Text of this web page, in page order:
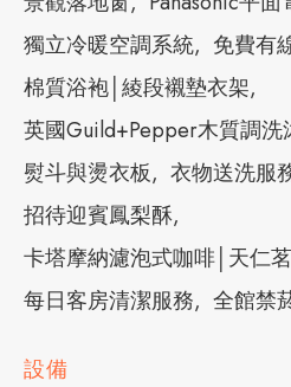
獨立冷暖空調系統
免費有
棉質浴袍│綾段襯墊衣架
英國Guild+Pepper木質調洗
熨斗與燙衣板
衣物送洗服
招待迎賓鳳梨酥
卡塔摩納濾泡式咖啡│天仁
每日客房清潔服務
全館禁
設備